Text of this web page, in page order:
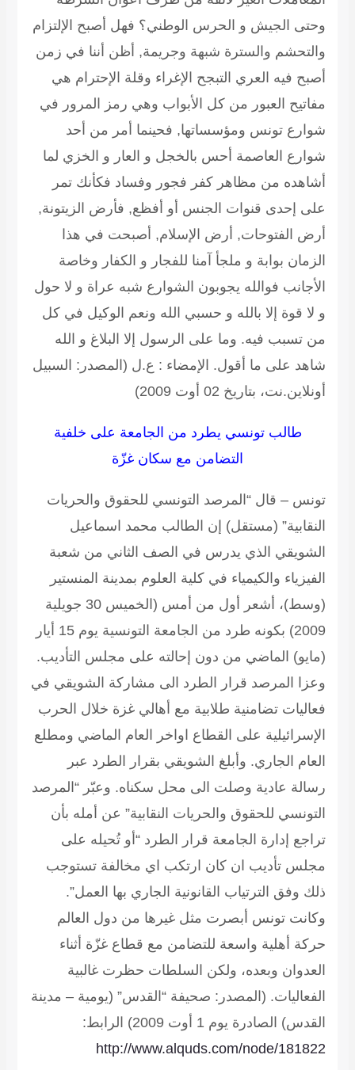
وحتى الجيش و الحرس الوطني؟ فهل أصبح الإلتزام
والتحشم والسترة شبهة وجريمة, أظن أننا في زمن
أصبح فيه العري التبجح الإغراء وقلة الإحترام هي
مفاتيح العبور من كل الأبواب وهي رمز المرور في
شوارع تونس ومؤسساتها, فحينما أمر من أحد
شوارع العاصمة أحس بالخجل و العار و الخزي لما
أشاهده من مظاهر كفر فجور وفساد فكأنك تمر
على إحدى قنوات الجنس أو أفظع, فأرض الزيتونة,
أرض الفتوحات, أرض الإسلام, أصبحت في هذا
الزمان بوابة و ملجأ آمنا للفجار و الكفار وخاصة
الأجانب فوالله يجوبون الشوارع شبه عراة و لا حول
و لا قوة إلا بالله و حسبي الله ونعم الوكيل في كل
من تسبب فيه. وما على الرسول إلا البلاغ و الله
شاهد على ما أقول. الإمضاء : ع.ل (المصدر: السبيل
أونلاين.نت، بتاريخ 02 أوت 2009)
طالب تونسي يطرد من الجامعة على خلفية
التضامن مع سكان غزّة
تونس – قال “المرصد التونسي للحقوق والحريات
النقابية” (مستقل) إن الطالب محمد اسماعيل
الشويقي الذي يدرس في الصف الثاني من شعبة
الفيزياء والكيمياء في كلية العلوم بمدينة المنستير
(وسط)، أشعر أول من أمس (الخميس 30 جويلية
2009) بكونه طرد من الجامعة التونسية يوم 15 أيار
(مايو) الماضي من دون إحالته على مجلس التأديب.
وعزا المرصد قرار الطرد الى مشاركة الشويقي في
فعاليات تضامنية طلابية مع أهالي غزة خلال الحرب
الإسرائيلية على القطاع اواخر العام الماضي ومطلع
العام الجاري. وأبلغ الشويقي بقرار الطرد عبر
رسالة عادية وصلت الى محل سكناه. وعبّر “المرصد
التونسي للحقوق والحريات النقابية” عن أمله بأن
تراجع إدارة الجامعة قرار الطرد “أو تُحيله على
مجلس تأديب ان كان ارتكب اي مخالفة تستوجب
ذلك وفق الترتياب القانونية الجاري بها العمل”.
وكانت تونس أبصرت مثل غيرها من دول العالم
حركة أهلية واسعة للتضامن مع قطاع غزّة أثناء
العدوان وبعده، ولكن السلطات حظرت غالبية
الفعاليات. (المصدر: صحيفة “القدس” (يومية – مدينة
القدس) الصادرة يوم 1 أوت 2009)
الرابط:
http://www.alquds.com/node/181822